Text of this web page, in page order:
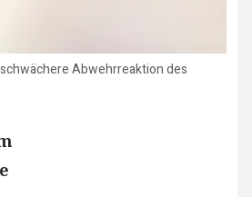
Abwehrreaktion des